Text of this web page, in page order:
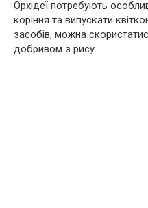
Орхідеї потребують
коріння та випускати
засобів, можна
добривом з рису.